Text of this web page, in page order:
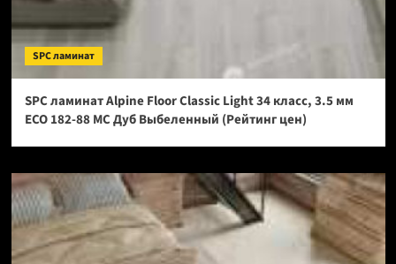
SPC ламинат
SPC ламинат Alpine Floor Classic Light 34 класс, 3.5 мм
ECO 182-88 МС Дуб Выбеленный (Рейтинг цен)